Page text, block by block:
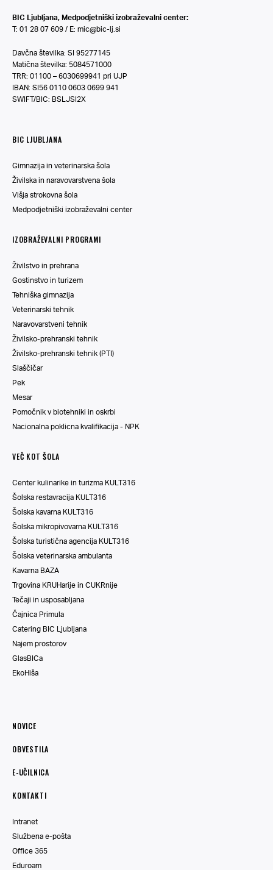
BIC Ljubljana, Medpodjetniški izobraževalni center:
T: 01 28 07 609 / E: mic@bic-lj.si
Davčna številka: SI 95277145
Matična številka: 5084571000
TRR: 01100 – 6030699941 pri UJP
IBAN: SI56 0110 0603 0699 941
SWIFT/BIC: BSLJSI2X
BIC LJUBLJANA
Gimnazija in veterinarska šola
Živilska in naravovarstvena šola
Višja strokovna šola
Medpodjetniški izobraževalni center
IZOBRAŽEVALNI PROGRAMI
Živilstvo in prehrana
Gostinstvo in turizem
Tehniška gimnazija
Veterinarski tehnik
Naravovarstveni tehnik
Živilsko-prehranski tehnik
Živilsko-prehranski tehnik (PTI)
Slaščičar
Pek
Mesar
Pomočnik v biotehniki in oskrbi
Nacionalna poklicna kvalifikacija - NPK
VEČ KOT ŠOLA
Center kulinarike in turizma KULT316
Šolska restavracija KULT316
Šolska kavarna KULT316
Šolska mikropivovarna KULT316
Šolska turistična agencija KULT316
Šolska veterinarska ambulanta
Kavarna BAZA
Trgovina KRUHarije in CUKRnije
Tečaji in usposabljana
Čajnica Primula
Catering BIC Ljubljana
Najem prostorov
GlasBICa
EkoHiša
NOVICE
OBVESTILA
E-UČILNICA
KONTAKTI
Intranet
Službena e-pošta
Office 365
Eduroam